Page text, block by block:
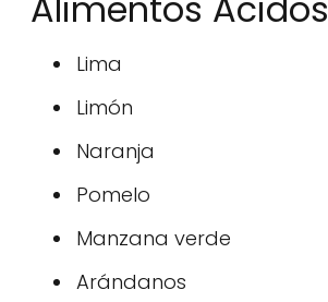
Lima
Limón
Naranja
Pomelo
Manzana verde
Arándanos